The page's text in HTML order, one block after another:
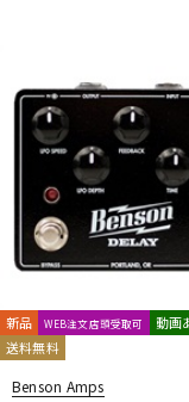
新品 WEB注文店頭受取可
動画
送料無料
Benson Amps